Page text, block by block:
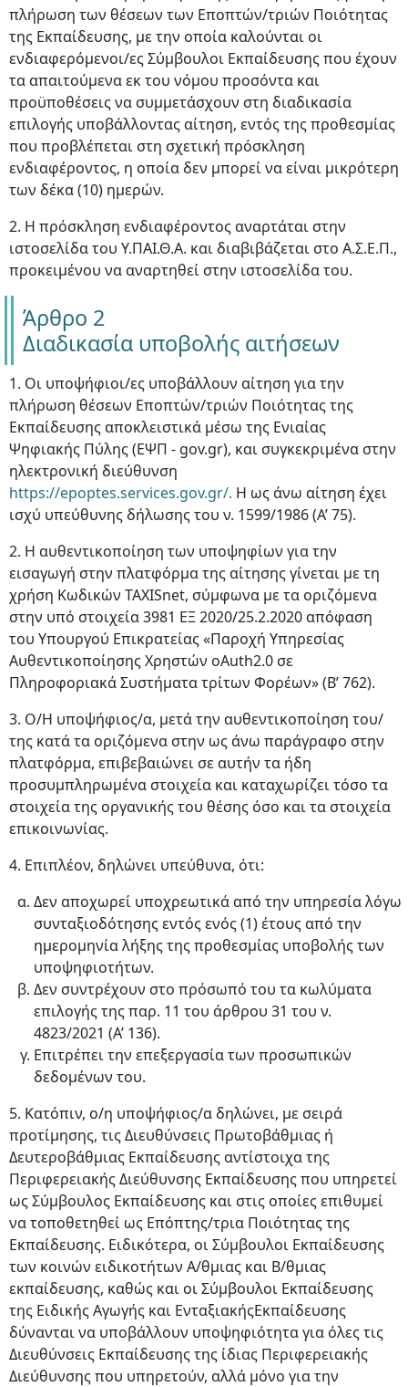
πλήρωση των θέσεων των Εποπτών/τριών Ποιότητας
της Εκπαίδευσης, με την οποία καλούνται οι
ενδιαφερόμενοι/ες Σύμβουλοι Εκπαίδευσης που έχουν
τα απαιτούμενα εκ του νόμου προσόντα και
προϋποθέσεις να συμμετάσχουν στη διαδικασία
επιλογής υποβάλλοντας αίτηση, εντός της προθεσμίας
που προβλέπεται στη σχετική πρόσκληση
ενδιαφέροντος, η οποία δεν μπορεί να είναι μικρότερη
των δέκα (10) ημερών.
2. Η πρόσκληση ενδιαφέροντος αναρτάται στην
ιστοσελίδα του Υ.ΠΑΙ.Θ.Α. και διαβιβάζεται στο Α.Σ.Ε.Π.,
προκειμένου να αναρτηθεί στην ιστοσελίδα του.
Άρθρο 2
Διαδικασία υποβολής αιτήσεων
1. Οι υποψήφιοι/ες υποβάλλουν αίτηση για την
πλήρωση θέσεων Εποπτών/τριών Ποιότητας της
Εκπαίδευσης αποκλειστικά μέσω της Ενιαίας
Ψηφιακής Πύλης (ΕΨΠ - gov.gr), και συγκεκριμένα στην
ηλεκτρονική διεύθυνση
https://epoptes.services.gov.gr/. Η ως άνω αίτηση έχει
ισχύ υπεύθυνης δήλωσης του ν. 1599/1986 (Α’ 75).
2. Η αυθεντικοποίηση των υποψηφίων για την
εισαγωγή στην πλατφόρμα της αίτησης γίνεται με τη
χρήση Κωδικών TAXISnet, σύμφωνα με τα οριζόμενα
στην υπό στοιχεία 3981 ΕΞ 2020/25.2.2020 απόφαση
του Υπουργού Επικρατείας «Παροχή Υπηρεσίας
Αυθεντικοποίησης Χρηστών oAuth2.0 σε
Πληροφοριακά Συστήματα τρίτων Φορέων» (Β’ 762).
3. Ο/Η υποψήφιος/α, μετά την αυθεντικοποίηση του/
της κατά τα οριζόμενα στην ως άνω παράγραφο στην
πλατφόρμα, επιβεβαιώνει σε αυτήν τα ήδη
προσυμπληρωμένα στοιχεία και καταχωρίζει τόσο τα
στοιχεία της οργανικής του θέσης όσο και τα στοιχεία
επικοινωνίας.
4. Επιπλέον, δηλώνει υπεύθυνα, ότι:
Δεν αποχωρεί υποχρεωτικά από την υπηρεσία λόγω
συνταξιοδότησης εντός ενός (1) έτους από την
ημερομηνία λήξης της προθεσμίας υποβολής των
υποψηφιοτήτων.
Δεν συντρέχουν στο πρόσωπό του τα κωλύματα
επιλογής της παρ. 11 του άρθρου 31 του ν.
4823/2021 (Α’ 136).
Επιτρέπει την επεξεργασία των προσωπικών
δεδομένων του.
5. Κατόπιν, ο/η υποψήφιος/α δηλώνει, με σειρά
προτίμησης, τις Διευθύνσεις Πρωτοβάθμιας ή
Δευτεροβάθμιας Εκπαίδευσης αντίστοιχα της
Περιφερειακής Διεύθυνσης Εκπαίδευσης που υπηρετεί
ως Σύμβουλος Εκπαίδευσης και στις οποίες επιθυμεί
να τοποθετηθεί ως Επόπτης/τρια Ποιότητας της
Εκπαίδευσης. Ειδικότερα, οι Σύμβουλοι Εκπαίδευσης
των κοινών ειδικοτήτων Α/θμιας και Β/θμιας
εκπαίδευσης, καθώς και οι Σύμβουλοι Εκπαίδευσης
της Ειδικής Αγωγής και ΕνταξιακήςΕκπαίδευσης
δύνανται να υποβάλλουν υποψηφιότητα για όλες τις
Διευθύνσεις Εκπαίδευσης της ίδιας Περιφερειακής
Διεύθυνσης που υπηρετούν, αλλά μόνο για την